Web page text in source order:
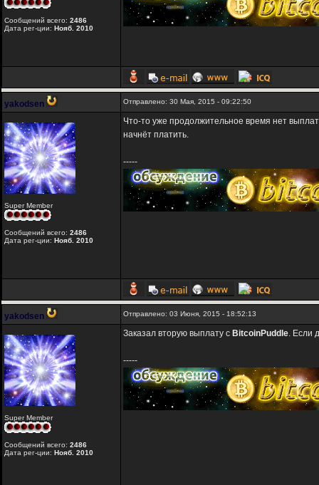
Сообщений всего: 2486
Дата рег-ции: Нояб. 2010
yakodsen Отправлено: 30 Мая, 2015 - 09:22:50
Super Member
Сообщений всего: 2486
Дата рег-ции: Нояб. 2010
Что-то уже продолжительное время нет
начнёт платить.
-----
yakodsen Отправлено: 03 Июня, 2015 - 18:52:13
Super Member
Сообщений всего: 2486
Дата рег-ции: Нояб. 2010
Заказал вторую выплату с BitcoinPuddle. Если
-----